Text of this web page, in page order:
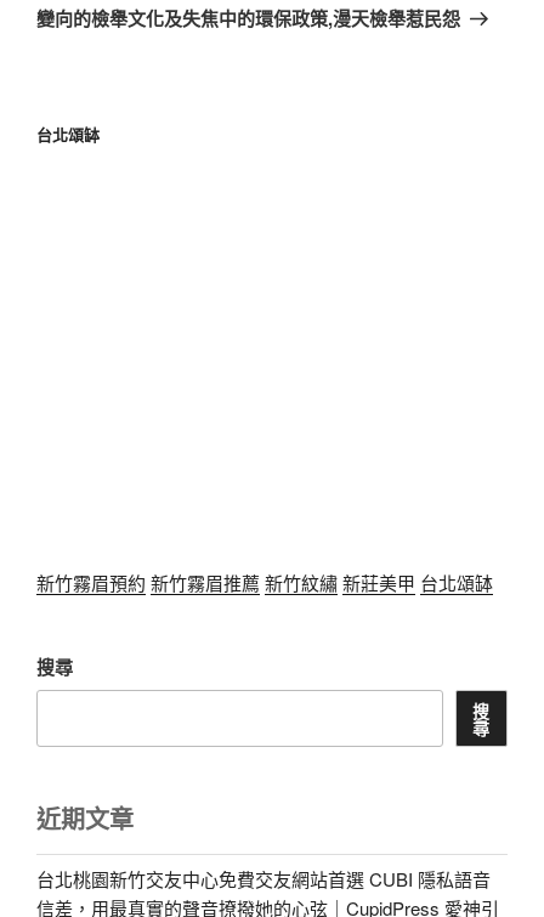
變向的檢舉文化及失焦中的環保政策,漫天檢舉惹民怨
台北頌缽
新竹霧眉預約 新竹霧眉推薦 新竹紋繡新莊美甲 台北頌缽
搜尋
搜
尋
近期文章
台北桃園新竹交友中心免費交友網站首選 CUBI 隱私語音
信差，用最真實的聲音撩撥她的心弦｜CupidPress 愛神引